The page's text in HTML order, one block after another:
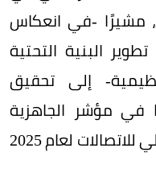
مشيرًا -في انعكاس
البنية التحتية
إلى تحقيق
في مؤشر الجاهزية
الرقمية الصادر عن الاتحاد الدولي للاتصالات لعام 2025